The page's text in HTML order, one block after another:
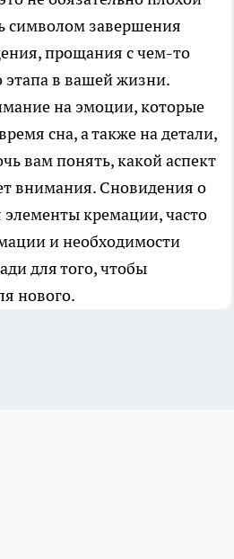
символом завершения
прощания с чем-то
в вашей жизни.
на эмоции, которые
сна, а также на детали,
вам понять, какой аспект
внимания. Сновидения о
кремации, часто
и необходимости
для того, чтобы
нового.